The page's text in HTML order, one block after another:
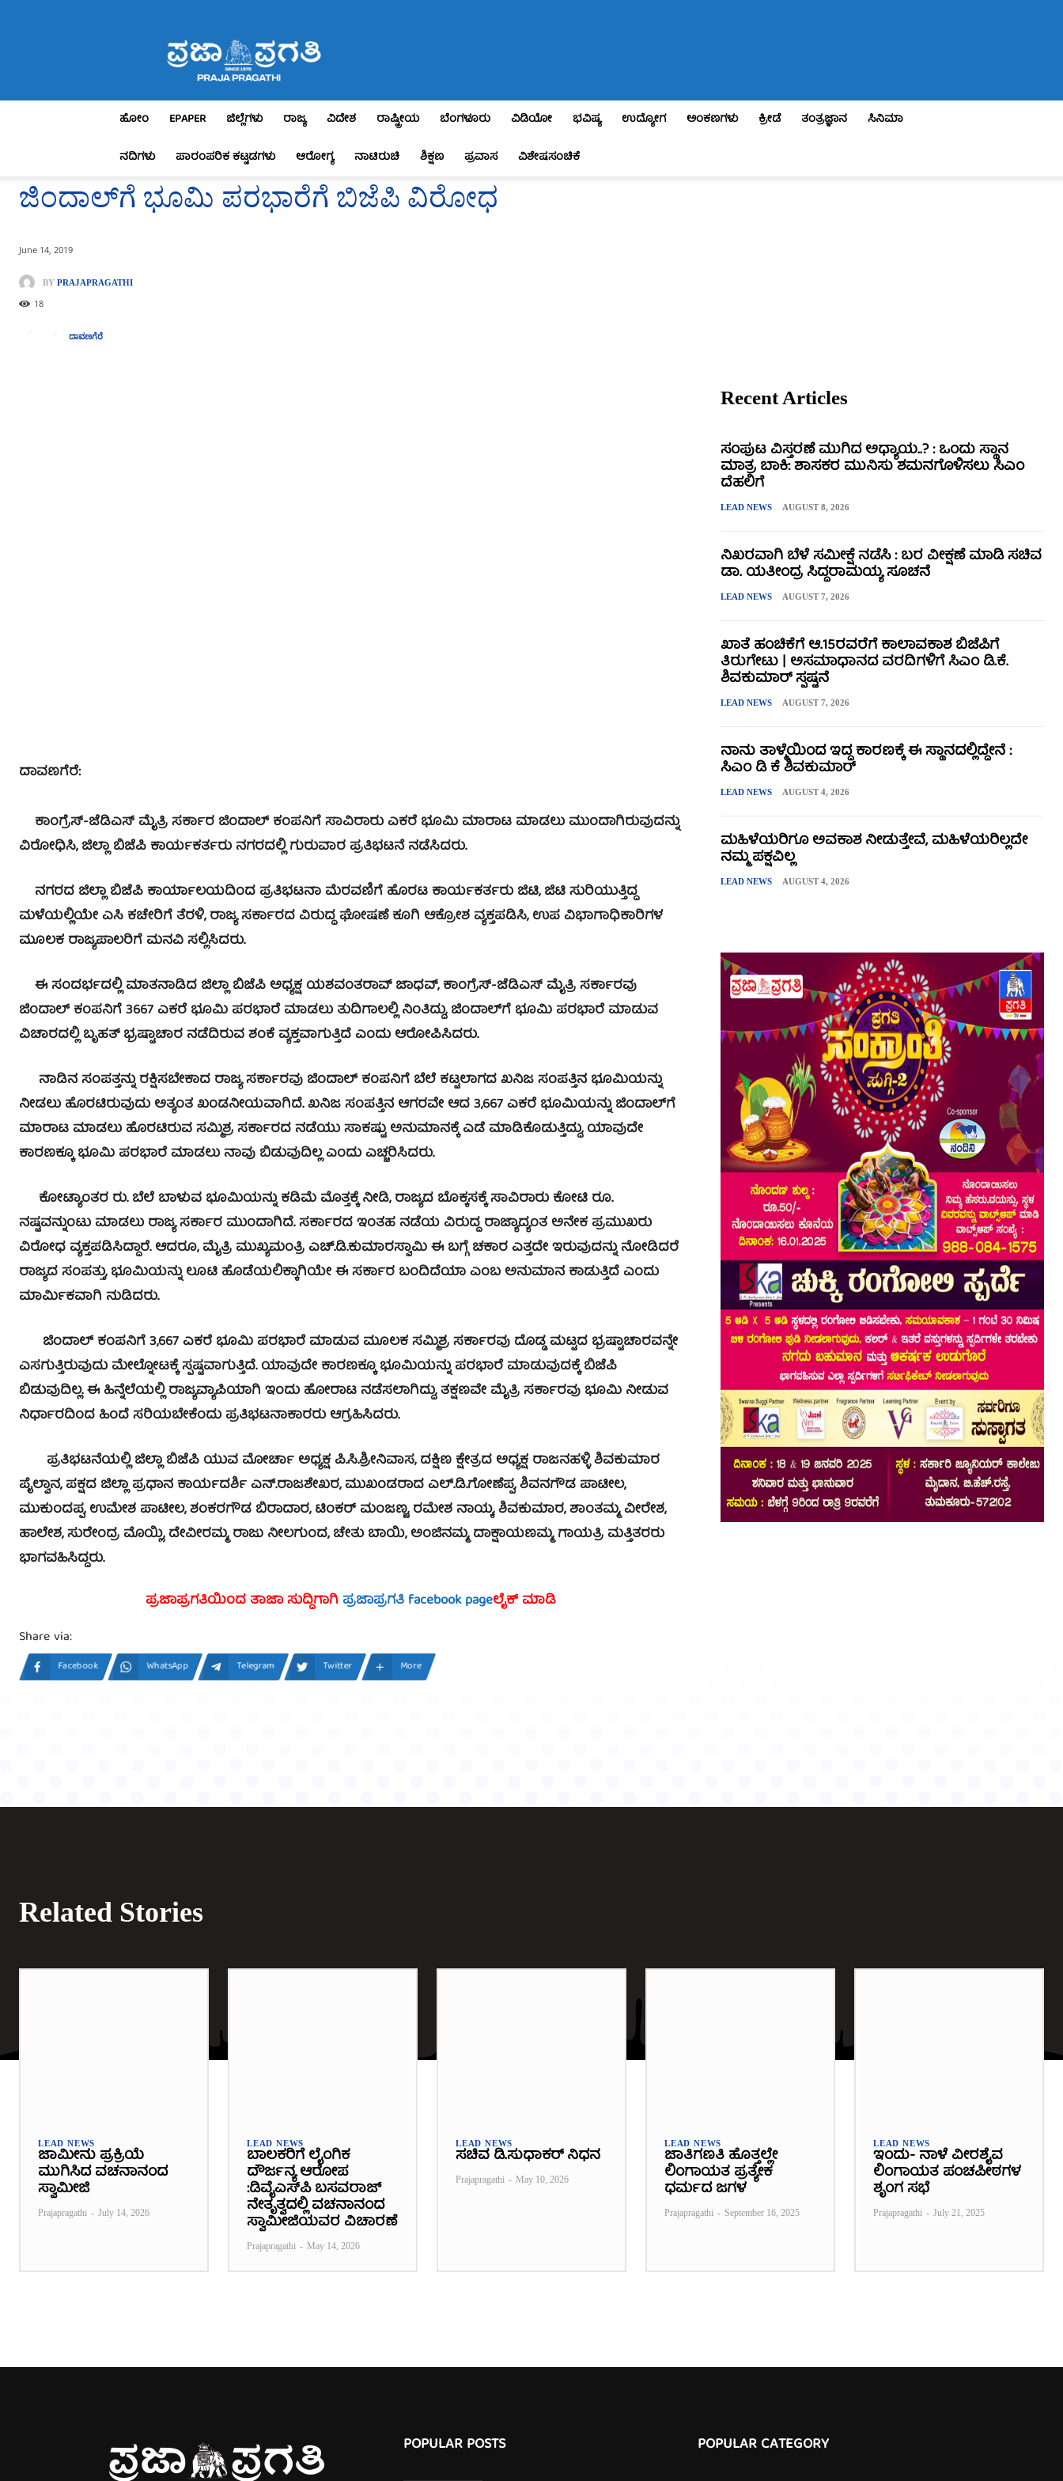
Pragathi
ಹೋಂ EPAPER ಜಿಲ್ಲೆಗಳು ರಾಜ್ಯ ವಿದೇಶ ರಾಷ್ಟ್ರೀಯ ಬೆಂಗಳೂರು ವಿಡಿಯೋ ಭವಿಷ್ಯ ಉದ್ಯೋಗ ಅಂಕಣಗಳು ಕ್ರೀಡೆ ತಂತ್ರಜ್ಞಾನ
ಸಿನಿಮಾ
ನದಿಗಳು
ಪಾರಂಪರಿಕ ಕಟ್ಟಡಗಳು ಆರೋಗ್ಯ ನಾಟಿರುಚಿ ಶಿಕ್ಷಣ ಪ್ರವಾಸ ವಿಶೇಷಸಂಚಿಕೆ
ಜಿಂದಾಲ್‍ಗೆ ಭೂಮಿ ಪರಭಾರೆಗೆ ಬಿಜೆಪಿ ವಿರೋಧ
June 14, 2019
BY PRAJAPRAGATHI
18
ದಾವಣಗೆರೆ
ದಾವಣಗೆರೆ:
ಕಾಂಗ್ರೆಸ್-ಜೆಡಿಎಸ್ ಮೈತ್ರಿ ಸರ್ಕಾರ ಜಿಂದಾಲ್ ಕಂಪನಿಗೆ ಸಾವಿರಾರು ಎಕರೆ ಭೂಮಿ ಮಾರಾಟ ಮಾಡಲು ಮುಂದಾಗಿರುವುದನ್ನು
ವಿರೋಧಿಸಿ, ಜಿಲ್ಲಾ ಬಿಜೆಪಿ ಕಾರ್ಯಕರ್ತರು ನಗರದಲ್ಲಿ ಗುರುವಾರ ಪ್ರತಿಭಟನೆ ನಡೆಸಿದರು.
ನಗರದ ಜಿಲ್ಲಾ ಬಿಜೆಪಿ ಕಾರ್ಯಾಲಯದಿಂದ ಪ್ರತಿಭಟನಾ ಮೆರವಣಿಗೆ ಹೊರಟ ಕಾರ್ಯಕರ್ತರು ಜಿಟಿ, ಜಿಟಿ ಸುರಿಯುತ್ತಿದ್ದ
ಮಳೆಯಲ್ಲಿಯೇ ಎಸಿ ಕಚೇರಿಗೆ ತೆರಳಿ, ರಾಜ್ಯ ಸರ್ಕಾರದ ವಿರುದ್ಧ ಘೋಷಣೆ ಕೂಗಿ ಆಕ್ರೋಶ ವ್ಯಕ್ತಪಡಿಸಿ, ಉಪ ವಿಭಾಗಾಧಿಕಾರಿಗಳ
ಮೂಲಕ ರಾಜ್ಯಪಾಲರಿಗೆ ಮನವಿ ಸಲ್ಲಿಸಿದರು.
ಈ ಸಂದರ್ಭದಲ್ಲಿ ಮಾತನಾಡಿದ ಜಿಲ್ಲಾ ಬಿಜೆಪಿ ಅಧ್ಯಕ್ಷ ಯಶವಂತರಾವ್ ಜಾಧವ್, ಕಾಂಗ್ರೆಸ್-ಜೆಡಿಎಸ್ ಮೈತ್ರಿ ಸರ್ಕಾರವು
ಜಿಂದಾಲ್ ಕಂಪನಿಗೆ 3667 ಎಕರೆ ಭೂಮಿ ಪರಭಾರೆ ಮಾಡಲು ತುದಿಗಾಲಲ್ಲಿ ನಿಂತಿದ್ದು, ಜಿಂದಾಲ್‍ಗೆ ಭೂಮಿ ಪರಭಾರೆ ಮಾಡುವ
ವಿಚಾರದಲ್ಲಿ ಬೃಹತ್ ಭ್ರಷ್ಟಾಚಾರ ನಡೆದಿರುವ ಶಂಕೆ ವ್ಯಕ್ತವಾಗುತ್ತಿದೆ ಎಂದು ಆರೋಪಿಸಿದರು.
ನಾಡಿನ ಸಂಪತ್ತನ್ನು ರಕ್ಷಿಸಬೇಕಾದ ರಾಜ್ಯ ಸರ್ಕಾರವು ಜಿಂದಾಲ್ ಕಂಪನಿಗೆ ಬೆಲೆ ಕಟ್ಟಲಾಗದ ಖನಿಜ ಸಂಪತ್ತಿನ ಭೂಮಿಯನ್ನು
ನೀಡಲು ಹೊರಟಿರುವುದು ಅತ್ಯಂತ ಖಂಡನೀಯವಾಗಿದೆ. ಖನಿಜ ಸಂಪತ್ತಿನ ಆಗರವೇ ಆದ 3,667 ಎಕರೆ ಭೂಮಿಯನ್ನು ಜಿಂದಾಲ್‍ಗೆ
ಮಾರಾಟ ಮಾಡಲು ಹೊರಟಿರುವ ಸಮ್ಮಿಶ್ರ ಸರ್ಕಾರದ ನಡೆಯು ಸಾಕಷ್ಟು ಅನುಮಾನಕ್ಕೆ ಎಡೆ ಮಾಡಿಕೊಡುತ್ತಿದ್ದು, ಯಾವುದೇ
ಕಾರಣಕ್ಕೂ ಭೂಮಿ ಪರಭಾರೆ ಮಾಡಲು ನಾವು ಬಿಡುವುದಿಲ್ಲ ಎಂದು ಎಚ್ಚರಿಸಿದರು.
ಕೋಟ್ಯಾಂತರ ರು. ಬೆಲೆ ಬಾಳುವ ಭೂಮಿಯನ್ನು ಕಡಿಮೆ ಮೊತ್ತಕ್ಕೆ ನೀಡಿ, ರಾಜ್ಯದ ಬೊಕ್ಕಸಕ್ಕೆ ಸಾವಿರಾರು ಕೋಟಿ ರೂ.
ನಷ್ಟವನ್ನುಂಟು ಮಾಡಲು ರಾಜ್ಯ ಸರ್ಕಾರ ಮುಂದಾಗಿದೆ. ಸರ್ಕಾರದ ಇಂತಹ ನಡೆಯ ವಿರುದ್ಧ ರಾಜ್ಯಾದ್ಯಂತ ಅನೇಕ ಪ್ರಮುಖರು
ವಿರೋಧ ವ್ಯಕ್ತಪಡಿಸಿದ್ದಾರೆ. ಆದರೂ, ಮೈತ್ರಿ ಮುಖ್ಯಮಂತ್ರಿ ಎಚ್.ಡಿ.ಕುಮಾರಸ್ವಾಮಿ ಈ ಬಗ್ಗೆ ಚಕಾರ ಎತ್ತದೇ ಇರುವುದನ್ನು ನೋಡಿದರೆ
ರಾಜ್ಯದ ಸಂಪತ್ತು, ಭೂಮಿಯನ್ನು ಲೂಟಿ ಹೊಡೆಯಲಿಕ್ಕಾಗಿಯೇ ಈ ಸರ್ಕಾರ ಬಂದಿದೆಯಾ ಎಂಬ ಅನುಮಾನ ಕಾಡುತ್ತಿದೆ ಎಂದು
ಮಾರ್ಮಿಕವಾಗಿ ನುಡಿದರು.
ಜಿಂದಾಲ್ ಕಂಪನಿಗೆ 3,667 ಎಕರೆ ಭೂಮಿ ಪರಭಾರೆ ಮಾಡುವ ಮೂಲಕ ಸಮ್ಮಿಶ್ರ ಸರ್ಕಾರವು ದೊಡ್ಡ ಮಟ್ಟದ ಭ್ರಷ್ಟಾಚಾರವನ್ನೇ
ಎಸಗುತ್ತಿರುವುದು ಮೇಲ್ನೋಟಕ್ಕೆ ಸ್ಪಷ್ಟವಾಗುತ್ತಿದೆ. ಯಾವುದೇ ಕಾರಣಕ್ಕೂ ಭೂಮಿಯನ್ನು ಪರಭಾರೆ ಮಾಡುವುದಕ್ಕೆ ಬಿಜೆಪಿ
ಬಿಡುವುದಿಲ್ಲ. ಈ ಹಿನ್ನೆಲೆಯಲ್ಲಿ ರಾಜ್ಯವ್ಯಾಪಿಯಾಗಿ ಇಂದು ಹೋರಾಟ ನಡೆಸಲಾಗಿದ್ದು, ತಕ್ಷಣವೇ ಮೈತ್ರಿ ಸರ್ಕಾರವು ಭೂಮಿ ನೀಡುವ
ನಿರ್ಧಾರದಿಂದ ಹಿಂದೆ ಸರಿಯಬೇಕೆಂದು ಪ್ರತಿಭಟನಾಕಾರರು ಆಗ್ರಹಿಸಿದರು.
ಪ್ರತಿಭಟನೆಯಲ್ಲಿ ಜಿಲ್ಲಾ ಬಿಜೆಪಿ ಯುವ ಮೋರ್ಚಾ ಅಧ್ಯಕ್ಷ ಪಿ.ಸಿ.ಶ್ರೀನಿವಾಸ, ದಕ್ಷಿಣ ಕ್ಷೇತ್ರದ ಅಧ್ಯಕ್ಷ ರಾಜನಹಳ್ಳಿ ಶಿವಕುಮಾರ
ಪೈಲ್ವಾನ, ಪಕ್ಷದ ಜಿಲ್ಲಾ ಪ್ರಧಾನ ಕಾರ್ಯದರ್ಶಿ ಎನ್.ರಾಜಶೇಖರ, ಮುಖಂಡರಾದ ಎಲ್.ಡಿ.ಗೋಣೆಪ್ಪ, ಶಿವನಗೌಡ ಪಾಟೀಲ,
ಮುಕುಂದಪ್ಪ, ಉಮೇಶ ಪಾಟೀಲ, ಶಂಕರಗೌಡ ಬಿರಾದಾರ, ಟಿಂಕರ್ ಮಂಜಣ್ಣ, ರಮೇಶ ನಾಯ್ಕ, ಶಿವಕುಮಾರ, ಶಾಂತಮ್ಮ, ವೀರೇಶ,
ಹಾಲೇಶ, ಸುರೇಂದ್ರ ಮೊಯ್ಲಿ, ದೇವೀರಮ್ಮ, ರಾಜು ನೀಲಗುಂದ, ಚೇತು ಬಾಯಿ, ಅಂಜಿನಮ್ಮ, ದಾಕ್ಷಾಯಣಮ್ಮ, ಗಾಯತ್ರಿ ಮತ್ತಿತರರು
ಭಾಗವಹಿಸಿದ್ದರು.
ಪ್ರಜಾಪ್ರಗತಿಯಿಂದ ತಾಜಾ ಸುದ್ದಿಗಾಗಿ ಪ್ರಜಾಪ್ರಗತಿ facebook pageಲೈಕ್ ಮಾಡಿ
Share via:
Facebook WhatsApp Telegram Twitter More
Recent Articles
ಸಂಪುಟ ವಿಸ್ತರಣೆ ಮುಗಿದ ಅಧ್ಯಾಯ..? : ಒಂದು ಸ್ಥಾನ
ಮಾತ್ರ ಬಾಕಿ: ಶಾಸಕರ ಮುನಿಸು ಶಮನಗೊಳಿಸಲು ಸಿಎಂ
ದೆಹಲಿಗೆ
LEAD NEWS AUGUST 8, 2026
ನಿಖರವಾಗಿ ಬೆಳೆ ಸಮೀಕ್ಷೆ ನಡೆಸಿ : ಬರ ವೀಕ್ಷಣೆ ಮಾಡಿ ಸಚಿವ
ಡಾ. ಯತೀಂದ್ರ ಸಿದ್ದರಾಮಯ್ಯ ಸೂಚನೆ
LEAD NEWS AUGUST 7, 2026
ಖಾತೆ ಹಂಚಿಕೆಗೆ ಆ.15ರವರೆಗೆ ಕಾಲಾವಕಾಶ ಬಿಜೆಪಿಗೆ
ತಿರುಗೇಟು | ಅಸಮಾಧಾನದ ವರದಿಗಳಿಗೆ ಸಿಎಂ ಡಿ.ಕೆ.
ಶಿವಕುಮಾರ್ ಸ್ಪಷ್ಟನೆ
LEAD NEWS AUGUST 7, 2026
ನಾನು ತಾಳ್ಮೆಯಿಂದ ಇದ್ದ ಕಾರಣಕ್ಕೆ ಈ ಸ್ಥಾನದಲ್ಲಿದ್ದೇನೆ :
ಸಿಎಂ ಡಿ ಕೆ ಶಿವಕುಮಾರ್
LEAD NEWS AUGUST 4, 2026
ಮಹಿಳೆಯರಿಗೂ ಅವಕಾಶ ನೀಡುತ್ತೇವೆ, ಮಹಿಳೆಯರಿಲ್ಲದೇ
ನಮ್ಮ ಪಕ್ಷವಿಲ್ಲ
LEAD NEWS AUGUST 4, 2026
Related Stories
LEAD NEWS
ಜಾಮೀನು ಪ್ರಕ್ರಿಯೆ
ಮುಗಿಸಿದ ವಚನಾನಂದ
ಸ್ವಾಮೀಜಿ
Prajapragathi - July 14, 2026
LEAD NEWS
ಬಾಲಕರಿಗೆ ಲೈಂಗಿಕ
ದೌರ್ಜನ್ಯ ಆರೋಪ
:ಡಿವೈಎಸ್‌ಪಿ ಬಸವರಾಜ್
ನೇತೃತ್ವದಲ್ಲಿ ವಚನಾನಂದ
ಸ್ವಾಮೀಜಿಯವರ ವಿಚಾರಣೆ
Prajapragathi - May 14, 2026
LEAD NEWS
ಸಚಿವ ಡಿ.ಸುಧಾಕರ್ ನಿಧನ
Prajapragathi - May 10, 2026
LEAD NEWS
ಜಾತಿಗಣತಿ ಹೊತ್ತಲ್ಲೇ
ಲಿಂಗಾಯತ ಪ್ರತ್ಯೇಕ
ಧರ್ಮದ ಜಗಳ
Prajapragathi - September 16, 2025
LEAD NEWS
ಇಂದು- ನಾಳೆ ವೀರಶೈವ
ಲಿಂಗಾಯತ ಪಂಚಪೀಠಗಳ
ಶೃಂಗ ಸಭೆ
Prajapragathi - July 21, 2025
POPULAR POSTS POPULAR CATEGORY